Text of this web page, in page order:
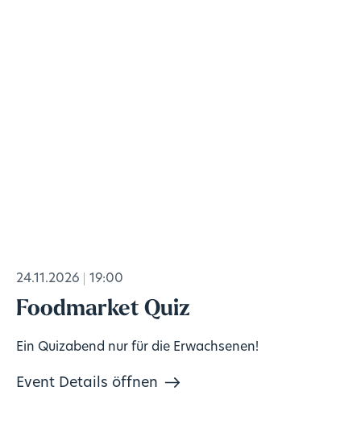
24.11.2026 19:00
Foodmarket Quiz
Ein Quizabend nur für die Erwachsenen!
Event Details öffnen